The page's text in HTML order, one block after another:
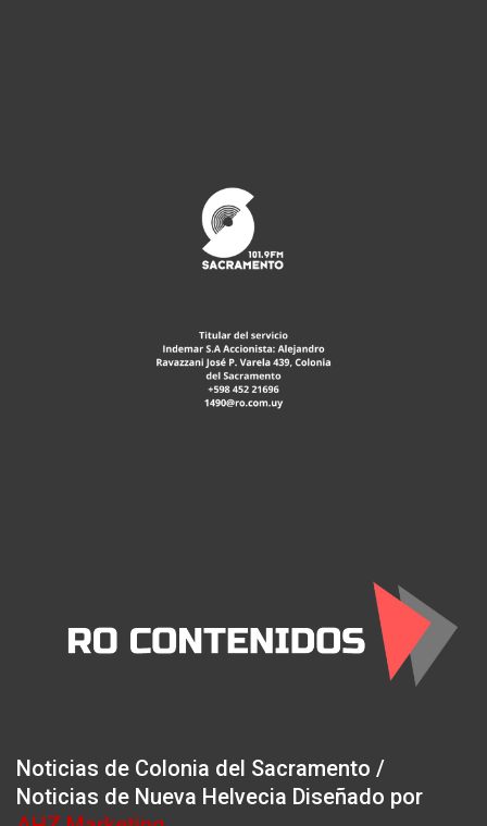
Noticias de Colonia del Sacramento /
Noticias de Nueva Helvecia Diseñado por